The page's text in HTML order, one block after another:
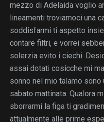
mezzo di Adelaida voglio
lineamenti troviamoci una
soddisfarmi ti aspetto
contare filtri, e vorrei
solerzia evito i ciechi.
assai dotati cosicche mi
sonno nel mio talamo sono
sabato mattinata. Qualora
sborrarmi la figa ti
attualmente alle prime